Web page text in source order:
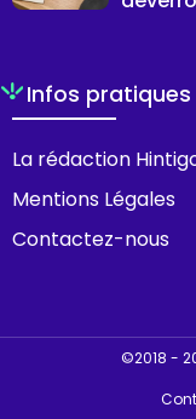
Infos pratiques
La rédaction
Mentions Légales
Contactez-nous
©2018 -